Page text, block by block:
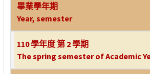
畢業學年期
Year, semester
110 學年度 第 2 學期
The spring semester of Academic